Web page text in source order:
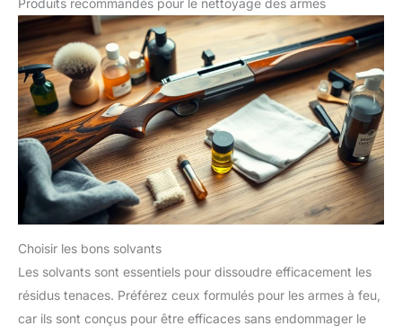
Choisir les bons solvants
Les solvants sont essentiels pour dissoudre efficacement les
résidus tenaces. Préférez ceux formulés pour les armes à feu,
car ils sont conçus pour être efficaces sans endommager le